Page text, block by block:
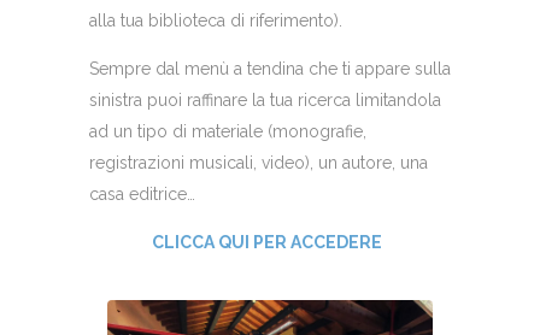
alla tua biblioteca di riferimento).
Sempre dal menù a tendina che ti appare sulla
sinistra puoi raffinare la tua ricerca limitandola
ad un tipo di materiale (monografie,
registrazioni musicali, video), un autore, una
casa editrice…
CLICCA QUI PER ACCEDERE